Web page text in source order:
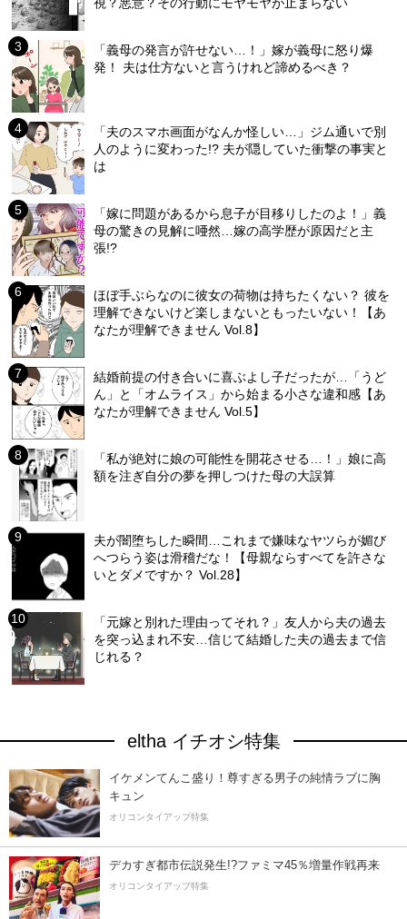
「義母の発言が許せない…！」嫁が義母に怒り爆
発！ 夫は仕方ないと言うけれど諦めるべき？
「夫のスマホ画面がなんか怪しい…」ジム通いで別
人のように変わった!? 夫が隠していた衝撃の事実と
は
「嫁に問題があるから息子が目移りしたのよ！」義
母の驚きの見解に唖然…嫁の高学歴が原因だと主
張!?
ほぼ手ぶらなのに彼女の荷物は持ちたくない？ 彼を
理解できないけど楽しまないともったいない！【あ
なたが理解できません Vol.8】
結婚前提の付き合いに喜ぶよし子だったが…「うど
ん」と「オムライス」から始まる小さな違和感【あ
なたが理解できません Vol.5】
「私が絶対に娘の可能性を開花させる…！」娘に高
額を注ぎ自分の夢を押しつけた母の大誤算
夫が闇堕ちした瞬間…これまで嫌味なヤツらが媚び
へつらう姿は滑稽だな！【母親ならすべてを許さな
いとダメですか？ Vol.28】
「元嫁と別れた理由ってそれ？」友人から夫の過去
を突っ込まれ不安…信じて結婚した夫の過去まで信
じれる？
eltha イチオシ特集
イケメンてんこ盛り！尊すぎる男子の純情ラブに胸
キュン
オリコンタイアップ特集
デカすぎ都市伝説発生!?ファミマ45％増量作戦再来
オリコンタイアップ特集